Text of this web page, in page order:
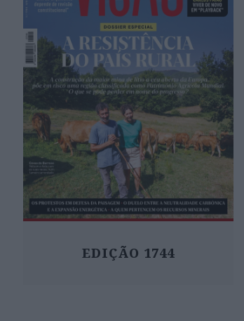
EDIÇÃO 1744